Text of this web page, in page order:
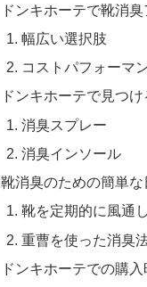
ドンキホーテで靴消
幅広い選択肢
コストパフォーマ
ドンキホーテで見つ
消臭スプレー
消臭インソール
靴消臭のための簡単な
靴を定期的に風通
重曹を使った消臭
ドンキホーテでの購